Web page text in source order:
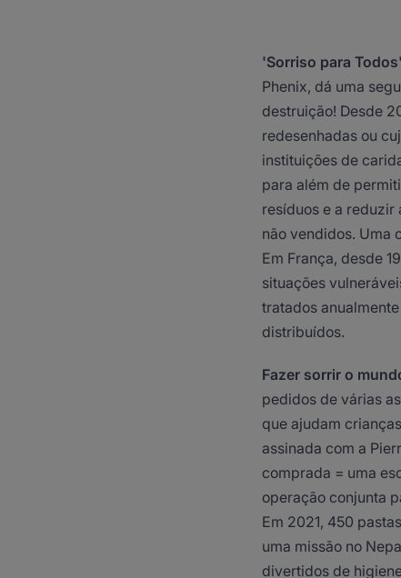
'Sorriso para
Phenix, dá uma
destruição! Desde
redesenhadas ou
instituições de
para além de
resíduos e a
não vendidos. Uma
Em França, desde
situações
tratados
distribuídos.
Fazer sorrir o
pedidos de várias
que ajudam
assinada com a
comprada = uma
operação conjunta
Em 2021, 450
uma missão no
divertidos de